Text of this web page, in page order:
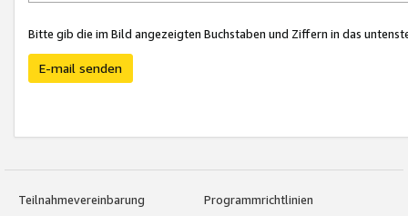
Bitte gib die im Bild angezeigten Buchstaben und Ziffern in das
E-mail senden
Teilnahmevereinbarung
Programmrichtlinien